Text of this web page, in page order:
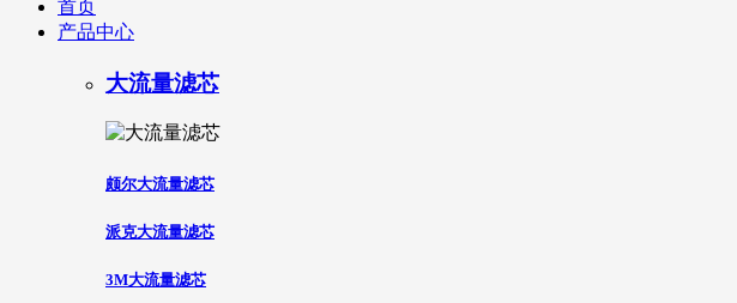
首页
产品中心
大流量滤芯
颇尔大流量滤芯
派克大流量滤芯
3M大流量滤芯